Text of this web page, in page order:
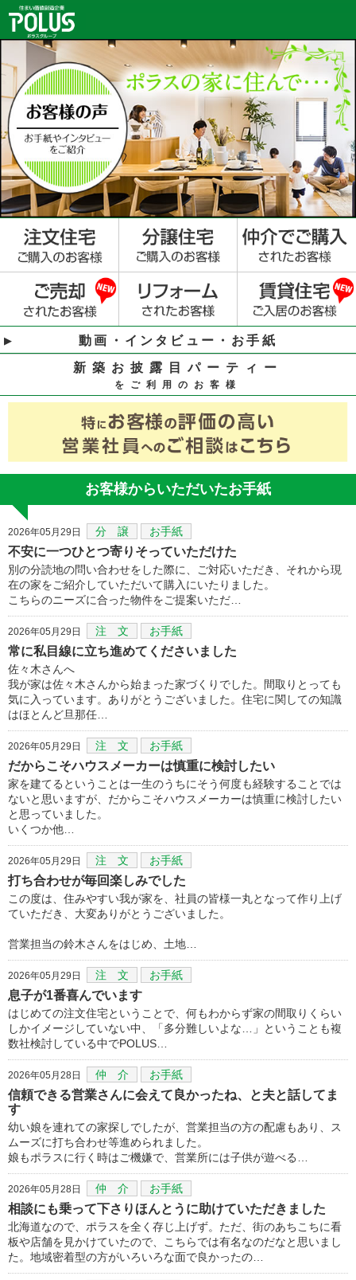
動画・インタビュー・お手紙
新築お披露目パーティー
をご利用のお客様
お客様からいただいたお手紙
2026年05月29日 分 譲 お手紙
不安に一つひとつ寄りそっていただけた
別の分読地の問い合わせをした際に、ご対応いただき、それから現
在の家をご紹介していただいて購入にいたりました。
こちらのニーズに合った物件をご提案いただ…
2026年05月29日 注 文 お手紙
常に私目線に立ち進めてくださいました
佐々木さんへ
我が家は佐々木さんから始まった家づくりでした。間取りとっても
気に入っています。ありがとうございました。住宅に関しての知識
はほとんど旦那任…
2026年05月29日 注 文 お手紙
だからこそハウスメーカーは慎重に検討したい
家を建てるということは一生のうちにそう何度も経験することでは
ないと思いますが、だからこそハウスメーカーは慎重に検討したい
と思っていました。
いくつか他…
2026年05月29日 注 文 お手紙
打ち合わせが毎回楽しみでした
この度は、住みやすい我が家を、社員の皆様一丸となって作り上げ
ていただき、大変ありがとうございました。
営業担当の鈴木さんをはじめ、土地…
2026年05月29日 注 文 お手紙
息子が1番喜んでいます
はじめての注文住宅ということで、何もわからず家の間取りくらい
しかイメージしていない中、「多分難しいよな…」ということも複
数社検討している中でPOLUS…
2026年05月28日 仲 介 お手紙
信頼できる営業さんに会えて良かったね、と夫と話してま
す
幼い娘を連れての家探しでしたが、営業担当の方の配慮もあり、ス
ムーズに打ち合わせ等進められました。
娘もポラスに行く時はご機嫌で、営業所には子供が遊べる…
2026年05月28日 仲 介 お手紙
相談にも乗って下さりほんとうに助けていただきました
北海道なので、ポラスを全く存じ上げず。ただ、街のあちこちに看
板や店舗を見かけていたので、こちらでは有名なのだなと思いまし
た。地域密着型の方がいろいろな面で良かったの…